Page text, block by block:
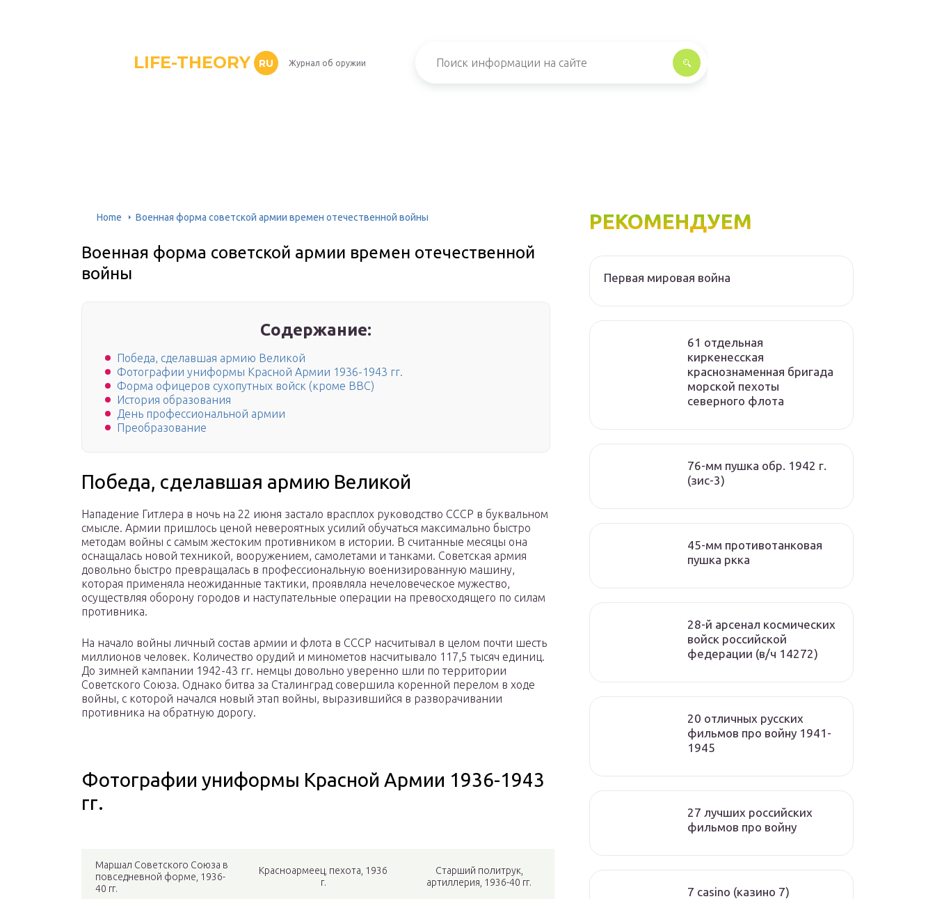
LIFE-THEORY RU Журнал об оружии
Home Военная форма советской армии времен отечественной войны
Военная форма советской армии времен отечественной
войны
Содержание:
Победа, сделавшая армию Великой
Фотографии униформы Красной Армии 1936-1943 гг.
Форма офицеров сухопутных войск (кроме ВВС)
История образования
День профессиональной армии
Преобразование
Победа, сделавшая армию Великой
Нападение Гитлера в ночь на 22 июня застало врасплох руководство СССР в буквальном
смысле. Армии пришлось ценой невероятных усилий обучаться максимально быстро
методам войны с самым жестоким противником в истории. В считанные месяцы она
оснащалась новой техникой, вооружением, самолетами и танками. Советская армия
довольно быстро превращалась в профессиональную военизированную машину,
которая применяла неожиданные тактики, проявляла нечеловеческое мужество,
осуществляя оборону городов и наступательные операции на превосходящего по силам
противника.
На начало войны личный состав армии и флота в СССР насчитывал в целом почти шесть
миллионов человек. Количество орудий и минометов насчитывало 117,5 тысяч единиц.
До зимней кампании 1942-43 гг. немцы довольно уверенно шли по территории
Советского Союза. Однако битва за Сталинград совершила коренной перелом в ходе
войны, с которой начался новый этап войны, выразившийся в разворачивании
противника на обратную дорогу.
Фотографии униформы Красной Армии 1936-1943
гг.
Маршал Советского Союза в
повседневной форме, 1936-
40 гг.
Красноармеец, пехота, 1936
г.
Старший политрук,
артиллерия, 1936-40 гг.
РЕКОМЕНДУЕМ
Первая мировая война
61 отдельная
киркенесская
краснознаменная бригада
морской пехоты
cеверного флота
76-мм пушка обр. 1942 г.
(зис-3)
45-мм противотанковая
пушка ркка
28-й арсенал космических
войск российской
федерации (в/ч 14272)
20 отличных русских
фильмов про войну 1941-
1945
27 лучших российских
фильмов про войну
7 casino (казино 7)